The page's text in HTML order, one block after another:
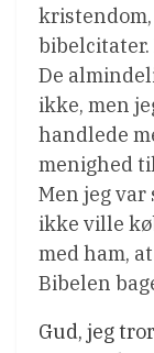
De
ikke, men
handlede
menighed
Men jeg var
ikke ville
med ham,
Bibelen
Gud, jeg